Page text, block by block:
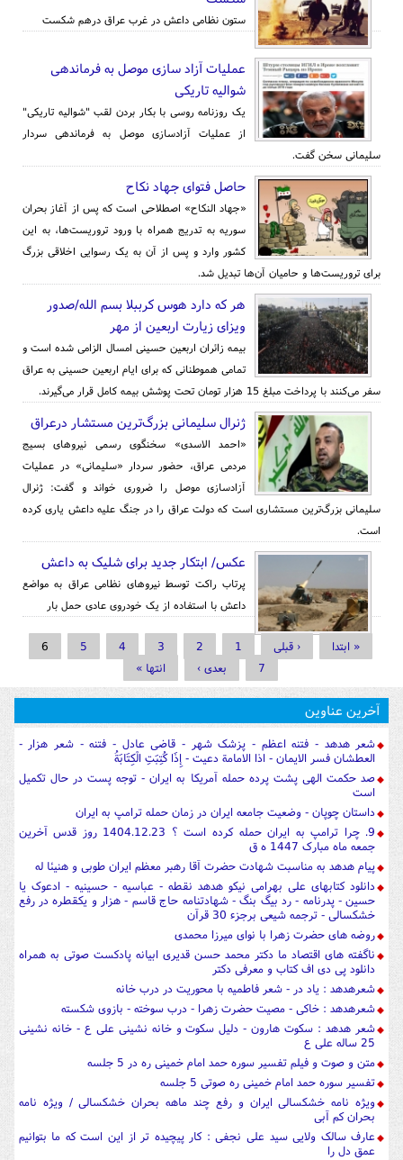
ستون نظامی داعش در غرب عراق درهم شکست
عملیات آزاد سازی موصل به فرماندهی
شوالیه تاریکی
یک روزنامه روسی با بکار بردن لقب "شوالیه تاریکی"
از عملیات آزادسازی موصل به فرماندهی سردار
سلیمانی سخن گفت.
حاصل فتوای جهاد نکاح
«جهاد النکاح» اصطلاحی است که پس از آغاز بحران
سوریه به تدریج همراه با ورود تروریست‌ها، به این
کشور وارد و پس از آن به یک رسوایی اخلاقی بزرگ
برای تروریست‌ها و حامیان آن‌ها تبدیل شد.
هر که دارد هوس کرببلا بسم الله/صدور
ویزای زیارت اربعین از مهر
بیمه زائران اربعین حسینی امسال الزامی شده است و
تمامی هموطنانی که برای ایام اربعین حسینی به عراق
سفر ‌می‌کنند با پرداخت مبلغ 15 هزار تومان تحت پوشش بیمه کامل قرار می‌گیرند.
ژنرال سلیمانی بزرگ‌ترین مستشار درعراق
«احمد الاسدی» سخنگوی رسمی نیروهای بسیج
مردمی عراق، حضور سردار «سلیمانی» در عملیات
آزادسازی موصل را ضروری خواند و گفت: ژنرال
سلیمانی بزرگ‌ترین مستشاری است که دولت عراق را در جنگ علیه داعش یاری کرده
است.
عکس/ ابتکار جدید برای شلیک به داعش
پرتاب راکت توسط نیروهای نظامی عراق به مواضع
داعش با استفاده از یک خودروی عادی حمل بار
صفحه‌ها
« ابتدا ‹ قبلی 1
2
3
4
5
6
7
بعدی › انتها »
آخرین عناوین
شعر هدهد - فتنه اعظم - پزشک شهر - قاضی عادل - فتنه - شعر هزار -
العطشان فسر الایمان - اذا الامامة دعیت - إِذَا كُتِبَتِ الْكِتَابَةُ
صد حکمت الهی پشت پرده حمله آمریکا به ایران - توجه پست در حال تکمیل
است
داستان چوپان - وضعیت جامعه ایران در زمان حمله ترامپ به ایران
9. چرا ترامپ به ایران حمله کرده است ؟ 1404.12.23 روز قدس آخرین
جمعه ماه مبارک 1447 ه ق
پیام هدهد به مناسبت شهادت حضرت آقا رهبر معظم ایران طوبی و هنیئا له
دانلود کتابهای علی بهرامی نیکو هدهد نقطه - عباسیه - حسینیه - ادعوک یا
حسین - پدرنامه - رد بیگ بنگ - شهادتنامه حاج قاسم - هزار و یکقطره در رفع
خشکسالی - ترجمه شیعی برجزء 30 قرآن
روضه های حضرت زهرا با نوای میرزا محمدی
ناگفته های اقتصاد ما دکتر محمد حسن قدیری ابیانه پادکست صوتی به همراه
دانلود پی دی اف کتاب و معرفی دکتر
شعرهدهد : یاد در - شعر فاطمیه با محوریت در درب خانه
شعرهدهد : خاکی - مصیت حضرت زهرا - درب سوخته - بازوی شکسته
شعر هدهد : سکوت هارون - دلیل سکوت و خانه نشینی علی ع - خانه نشینی
25 ساله علی ع
متن و صوت و فیلم تفسیر سوره حمد امام خمینی ره در 5 جلسه
تفسیر سوره حمد امام خمینی ره صوتی 5 جلسه
ویژه نامه خشکسالی ایران و رفع چند ماهه بحران خشکسالی / ویژه نامه
بحران کم آبی
عارف سالک ولایی سید علی نجفی : کار پیچیده تر از این است که ما بتوانیم
عمق دل را